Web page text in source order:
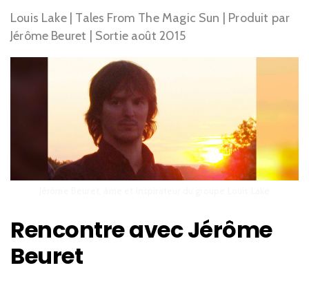
Louis Lake | Tales From The Magic Sun | Produit par
Jérôme Beuret | Sortie août 2015
Rencontre avec Jérôme
Beuret